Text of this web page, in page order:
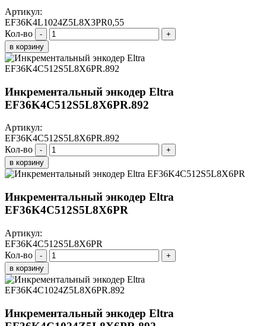
Артикул:
EF36K4L1024Z5L8X3PR0,55
Кол-во
-
+
в корзину
Инкрементальный энкодер Eltra
EF36K4C512S5L8X6PR.892
Артикул:
EF36K4C512S5L8X6PR.892
Кол-во
-
+
в корзину
Инкрементальный энкодер Eltra
EF36K4C512S5L8X6PR
Артикул:
EF36K4C512S5L8X6PR
Кол-во
-
+
в корзину
Инкрементальный энкодер Eltra